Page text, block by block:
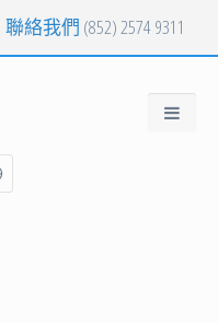
聯絡我們 (852) 2574 9311